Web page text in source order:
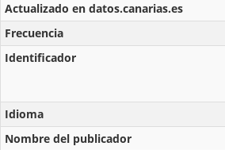
Actualizado en datos.canarias.es
Frecuencia
Identificador
Idioma
Nombre del publicador